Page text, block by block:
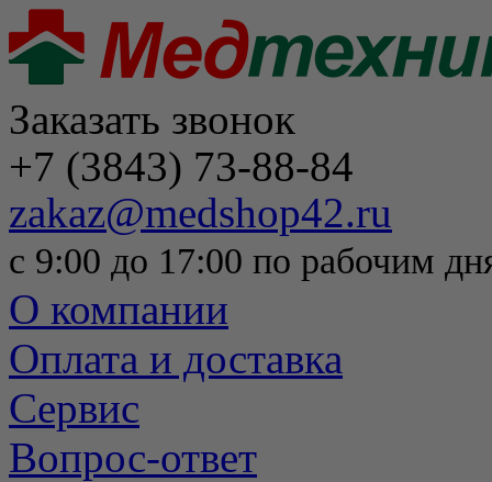
Заказать звонок
+7 (3843) 73-88-84
zakaz@medshop42.ru
с 9:00 до 17:00 по рабочим
О компании
Оплата и доставка
Сервис
Вопрос-ответ